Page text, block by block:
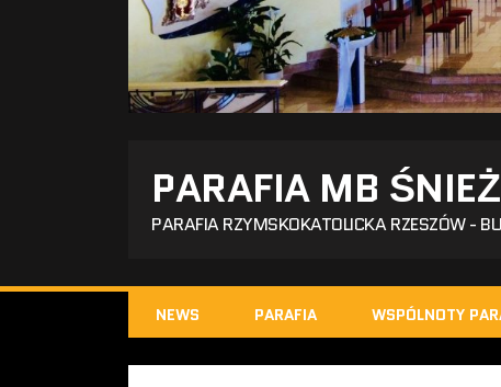
PARAFIA MB
PARAFIA RZYMSKOKATOLICKA RZESZÓW -
NEWS PARAFIA WSPÓLNOTY